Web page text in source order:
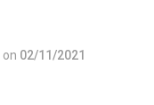
on 02/11/2021